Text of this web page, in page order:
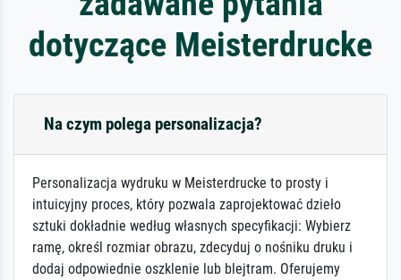
dotyczące Meisterdrucke
Na czym polega personalizacja?
Personalizacja wydruku w Meisterdrucke to prosty i
intuicyjny proces, który pozwala zaprojektować dzieło
sztuki dokładnie według własnych specyfikacji: Wybierz
ramę, określ rozmiar obrazu, zdecyduj o nośniku druku i
dodaj odpowiednie oszklenie lub blejtram. Oferujemy